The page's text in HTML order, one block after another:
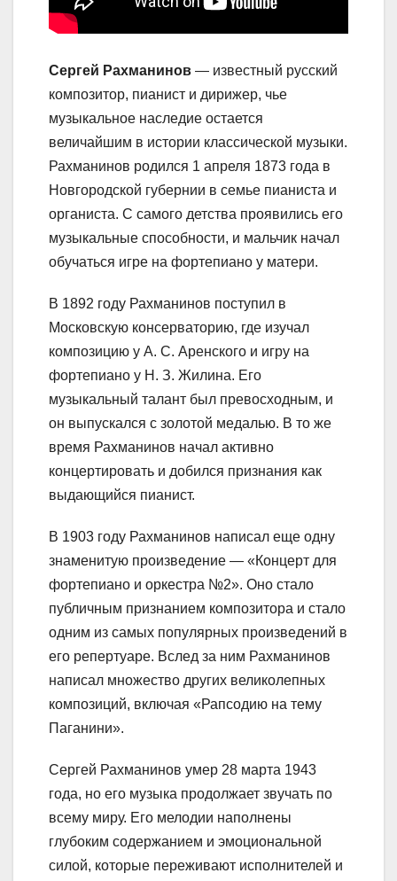
Сергей Рахманинов — известный русский
композитор, пианист и дирижер, чье
музыкальное наследие остается
величайшим в истории классической музыки.
Рахманинов родился 1 апреля 1873 года в
Новгородской губернии в семье пианиста и
органиста. С самого детства проявились его
музыкальные способности, и мальчик начал
обучаться игре на фортепиано у матери.
В 1892 году Рахманинов поступил в
Московскую консерваторию, где изучал
композицию у А. С. Аренского и игру на
фортепиано у Н. З. Жилина. Его
музыкальный талант был превосходным, и
он выпускался с золотой медалью. В то же
время Рахманинов начал активно
концертировать и добился признания как
выдающийся пианист.
В 1903 году Рахманинов написал еще одну
знаменитую произведение — «Концерт для
фортепиано и оркестра №2». Оно стало
публичным признанием композитора и стало
одним из самых популярных произведений в
его репертуаре. Вслед за ним Рахманинов
написал множество других великолепных
композиций, включая «Рапсодию на тему
Паганини».
Сергей Рахманинов умер 28 марта 1943
года, но его музыка продолжает звучать по
всему миру. Его мелодии наполнены
глубоким содержанием и эмоциональной
силой, которые переживают исполнителей и